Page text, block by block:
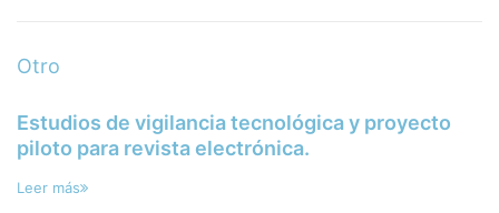
Otro
Estudios de vigilancia tecnológica y proyecto
piloto para revista electrónica.
Leer más